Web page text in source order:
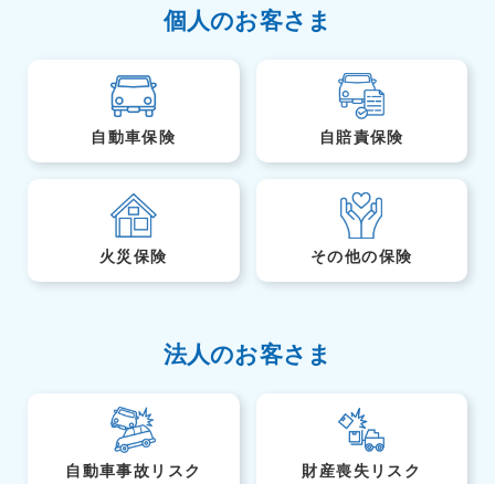
個人のお客さま
自動車保険 自賠責保険
火災保険 その他の保険
法人のお客さま
自動車事故リスク
財産喪失リスク